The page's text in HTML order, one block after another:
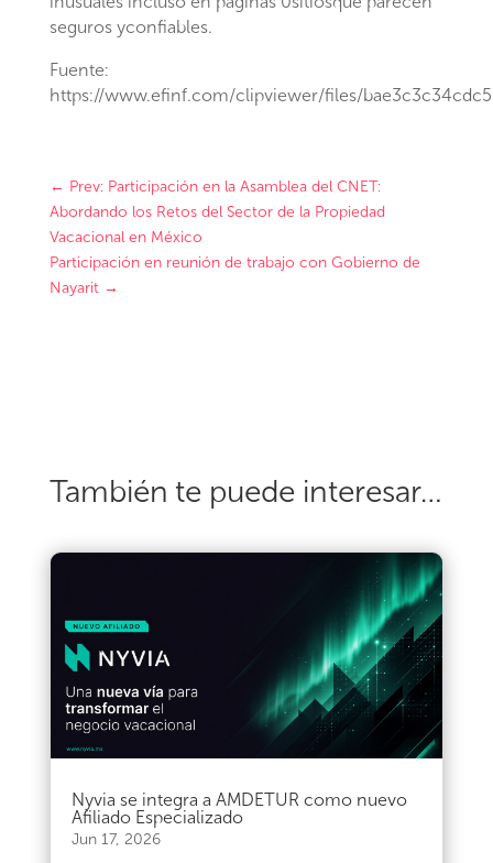
seguros yconfiables.
Fuente:
https://www.efinf.com/clipviewer/files/
← Prev: Participación en la Asamblea del CNET:
Abordando los Retos del Sector de la Propiedad
Vacacional en México
Participación en reunión de trabajo con Gobierno de
Nayarit→
También te puede interesar…
Nyvia se integra a AMDETUR como nuevo
Afiliado Especializado
Jun 17, 2026